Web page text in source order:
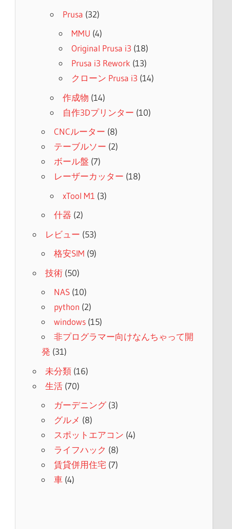
Prusa (32)
MMU (4)
Original Prusa i3 (18)
Prusa i3 Rework (13)
クローン Prusa i3 (14)
作成物 (14)
自作3Dプリンター (10)
CNCルーター (8)
テーブルソー (2)
ボール盤 (7)
レーザーカッター (18)
xTool M1 (3)
什器 (2)
レビュー (53)
格安SIM (9)
技術(50)
NAS(10)
python (2)
windows(15)
非プログラマー向けなんちゃって開
発 (31)
未分類(16)
生活(70)
ガーデニング(3)
グルメ (8)
スポットエアコン (4)
ライフハック (8)
賃貸併用住宅 (7)
車(4)